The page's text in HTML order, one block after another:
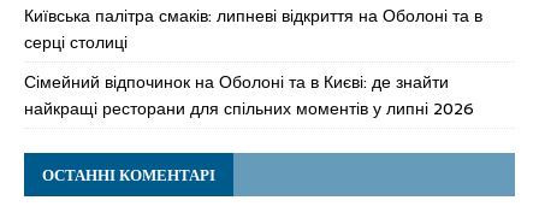
Київська палітра смаків: липневі відкриття на Оболоні та в
серці столиці
Сімейний відпочинок на Оболоні та в Києві: де знайти
найкращі ресторани для спільних моментів у липні 2026
ОСТАННІ КОМЕНТАРІ